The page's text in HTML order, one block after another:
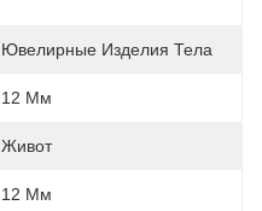
Ювелирные Изделия Тела
12 Мм
Живот
12 Мм